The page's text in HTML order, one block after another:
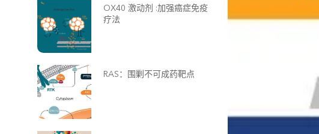
OX40 激动剂 :加强癌症免疫
疗法
RAS：围剿不可成药靶点